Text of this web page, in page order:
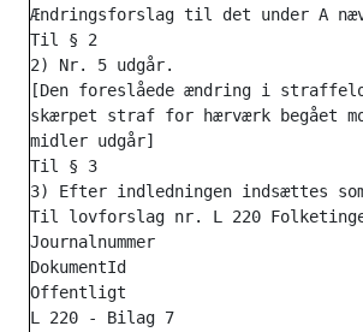
Ændringsforslag til det under A
Til § 2
2) Nr. 5 udgår.
[Den foreslåede ændring i
skærpet straf for hærværk begået
midler udgår]
Til § 3
3) Efter indledningen indsættes
Til lovforslag nr. L 220
Journalnummer
DokumentId
Offentligt
L 220 - Bilag 7